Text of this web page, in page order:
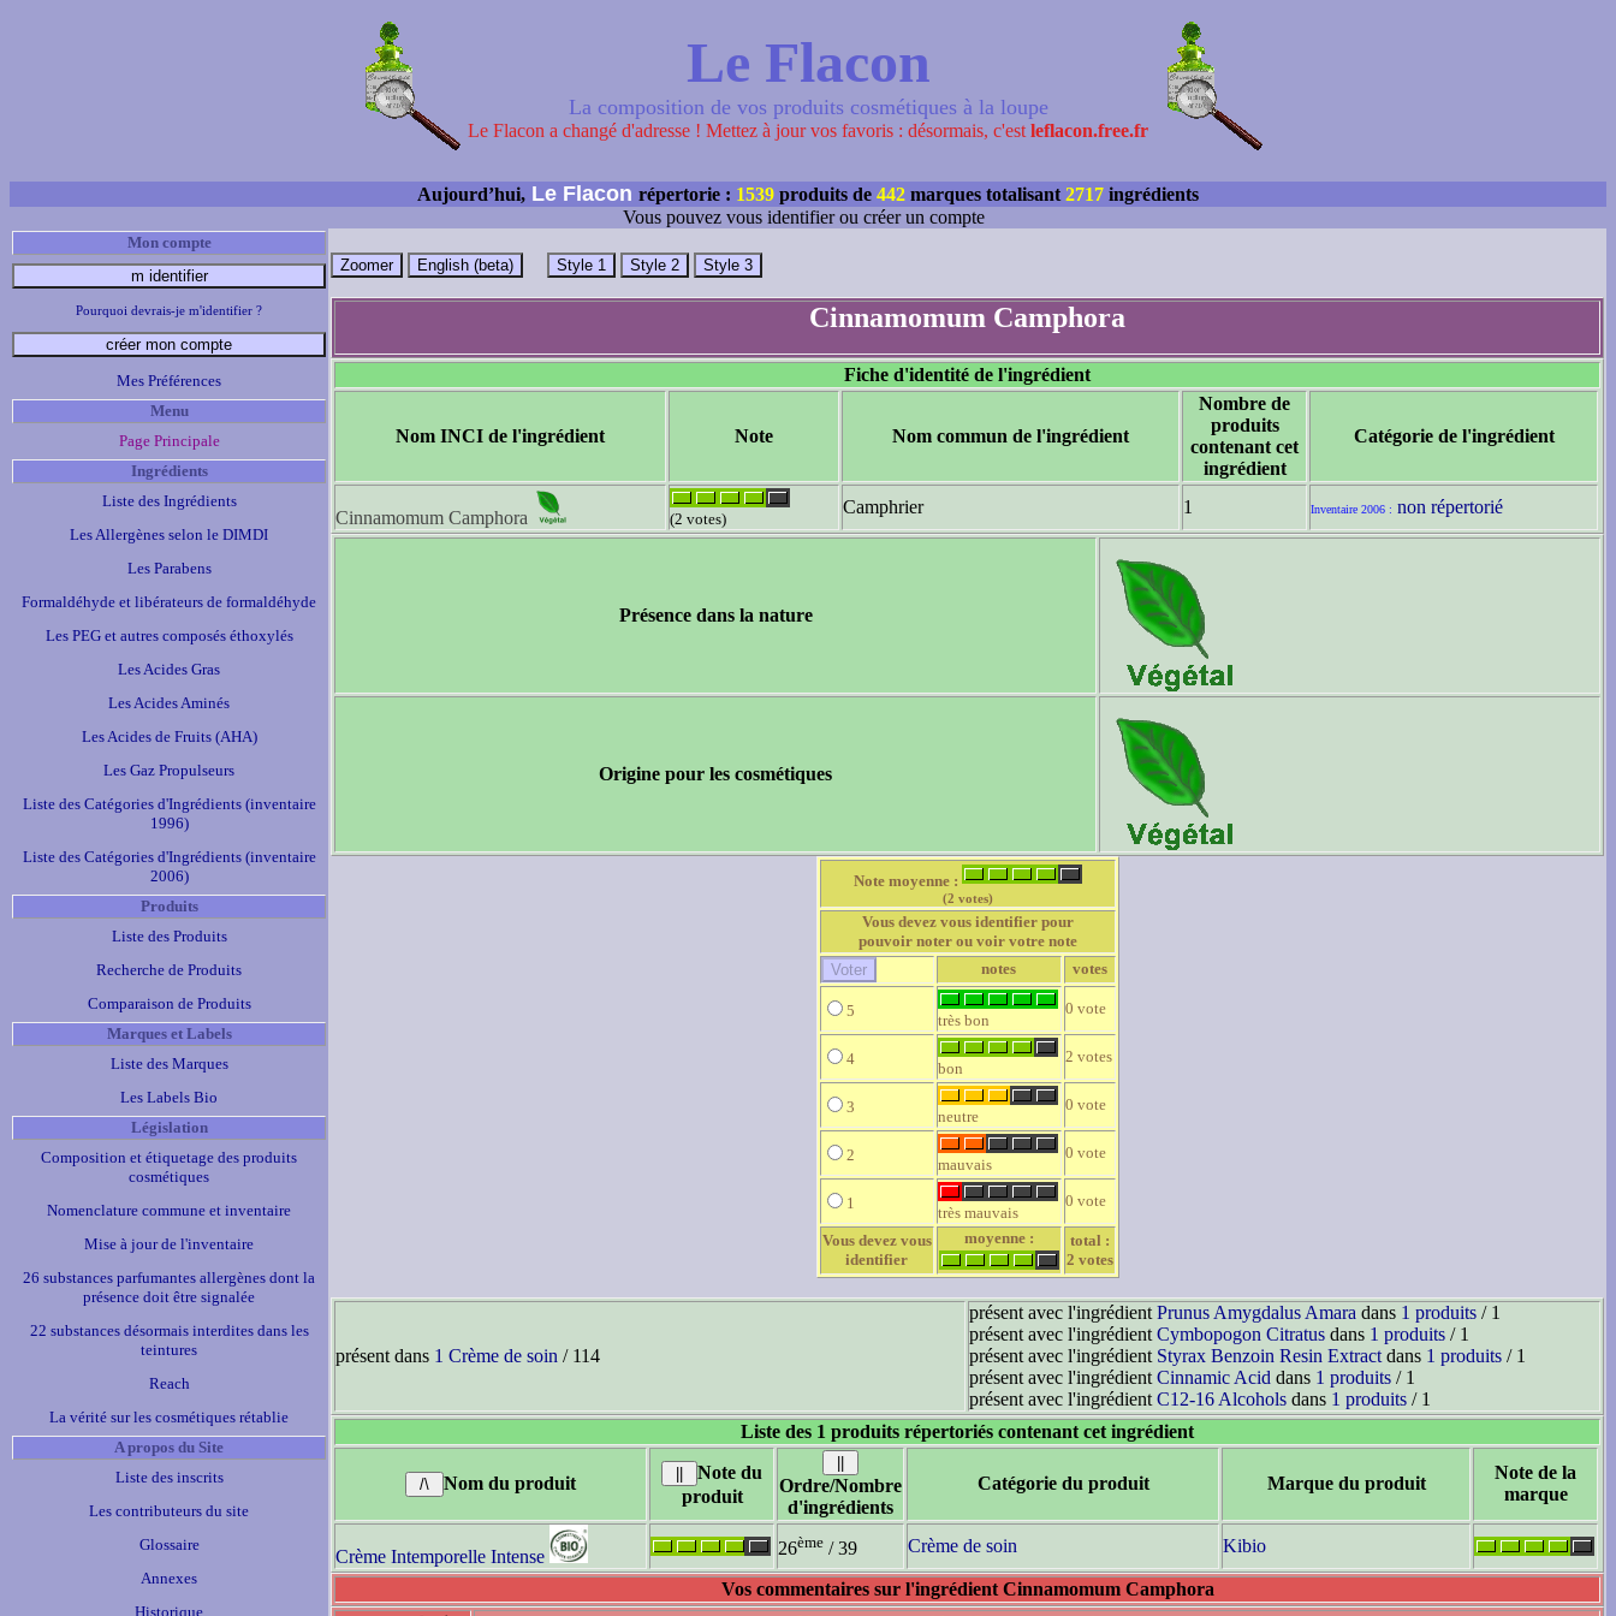
Le Flacon
La composition de vos produits cosmétiques à la loupe
Le Flacon a changé d'adresse ! Mettez à jour vos favoris : désormais, c'est leflacon.free.fr
Aujourd’hui, Le Flacon répertorie : 1539 produits de 442 marques totalisant 2717 ingrédients
Vous pouvez vous identifier ou créer un compte
Mon compte
Pourquoi devrais-je m'identifier ?
Mes Préférences
Menu
Page Principale
Ingrédients
Liste des Ingrédients
Les Allergènes selon le DIMDI
Les Parabens
Formaldéhyde et libérateurs de formaldéhyde
Les PEG et autres composés éthoxylés
Les Acides Gras
Les Acides Aminés
Les Acides de Fruits (AHA)
Les Gaz Propulseurs
Liste des Catégories d'Ingrédients (inventaire
1996)
Liste des Catégories d'Ingrédients (inventaire
2006)
Produits
Liste des Produits
Recherche de Produits
Comparaison de Produits
Marques et Labels
Liste des Marques
Les Labels Bio
Législation
Composition et étiquetage des produits
cosmétiques
Nomenclature commune et inventaire
Mise à jour de l'inventaire
26 substances parfumantes allergènes dont la
présence doit être signalée
22 substances désormais interdites dans les
teintures
Reach
La vérité sur les cosmétiques rétablie
A propos du Site
Liste des inscrits
Les contributeurs du site
Glossaire
Annexes
Historique
Cinnamomum Camphora
Fiche d'identité de l'ingrédient
Nom INCI de l'ingrédient Note Nom commun de l'ingrédient
Nombre de
produits
contenant cet
ingrédient
Catégorie de l'ingrédient
Cinnamomum Camphora (2 votes)
Camphrier 1 Inventaire 2006 : non répertorié
Présence dans la nature
Origine pour les cosmétiques
Note moyenne :
(2 votes)
Vous devez vous identifier pour
pouvoir noter ou voir votre note
notes
votes
5
très bon
0 vote
4
bon
2 votes
3
neutre
0 vote
2
mauvais
0 vote
1
très mauvais
0 vote
Vous devez vous
identifier
moyenne :
total :
2 votes
présent dans 1 Crème de soin / 114
présent avec l'ingrédient Prunus Amygdalus Amara dans 1 produits / 1
présent avec l'ingrédient Cymbopogon Citratus dans 1 produits / 1
présent avec l'ingrédient Styrax Benzoin Resin Extract dans 1 produits / 1
présent avec l'ingrédient Cinnamic Acid dans 1 produits / 1
présent avec l'ingrédient C12-16 Alcohols dans 1 produits / 1
Liste des 1 produits répertoriés contenant cet ingrédient
Nom du produit
Note du
produit
Ordre/Nombre
d'ingrédients
Catégorie du produit Marque du produit
Note de la
marque
Crème Intemporelle Intense 26ème / 39 Crème de soin Kibio
Vos commentaires sur l'ingrédient Cinnamomum Camphora